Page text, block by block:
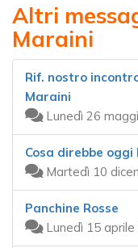
Altri
Maraini
Rif. nostro
Maraini
Lunedì 26
Cosa direbbe
Martedì 10
Panchine Rosse
Lunedì 15 aprile